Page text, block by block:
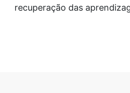
recuperação das